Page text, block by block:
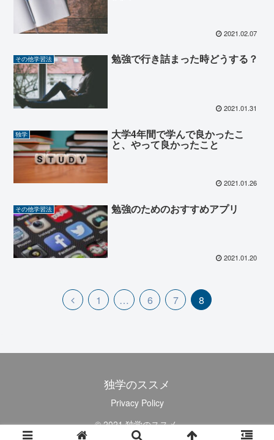
2021.02.07
その他学習法 勉強で行き詰まった時どうする？
2021.01.31
独学 大学4年間で学んで良かったこ
と、やって良かったこと
2021.01.26
その他学習法 勉強のためのおすすめアプリ
2021.01.20
1 … 6 7 8
独学のススメ
Privacy Policy
© 2021 独学のススメ.